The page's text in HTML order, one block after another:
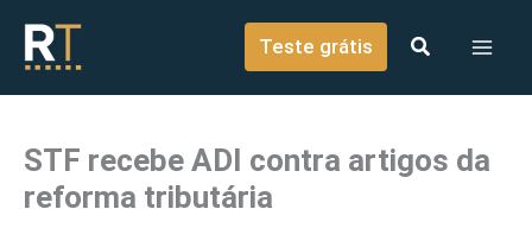
conteúdo
Teste grátis
STF recebe ADI contra artigos da
reforma tributária